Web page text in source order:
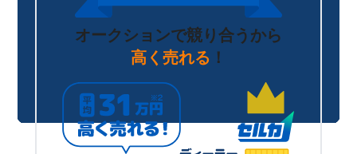
オークションで競り合うから
高く売れる ！